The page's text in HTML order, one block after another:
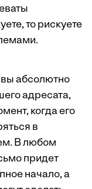
то рискуете
вы абсолютно
адресата,
когда его
в
В любом
придет
начало, а